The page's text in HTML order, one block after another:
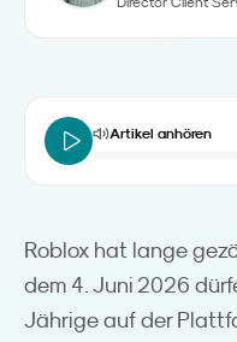
Artikel anhören
Roblox hat lange
dem 4. Juni 2026
Jährige auf der